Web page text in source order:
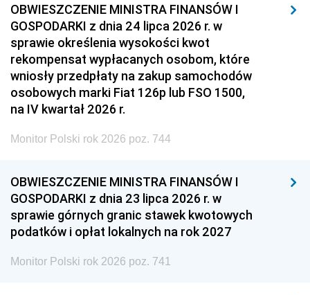
OBWIESZCZENIE MINISTRA FINANSÓW I
GOSPODARKI z dnia 24 lipca 2026 r. w
sprawie określenia wysokości kwot
rekompensat wypłacanych osobom, które
wniosły przedpłaty na zakup samochodów
osobowych marki Fiat 126p lub FSO 1500,
na IV kwartał 2026 r.
Monitor Polski rok 2026 poz. 744
OBWIESZCZENIE MINISTRA FINANSÓW I
GOSPODARKI z dnia 23 lipca 2026 r. w
sprawie górnych granic stawek kwotowych
podatków i opłat lokalnych na rok 2027
Monitor Polski rok 2026 poz. 741